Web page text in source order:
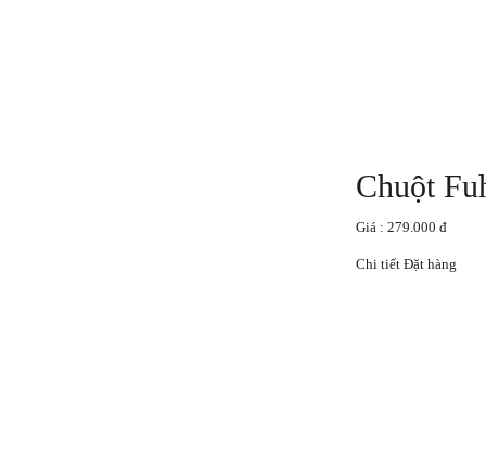
Chuột
Giá : 279.000 đ
Chi tiết Đặt hàng